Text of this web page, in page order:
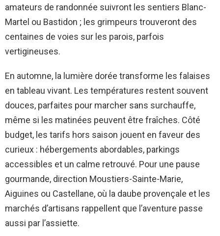
amateurs de randonnée suivront les sentiers Blanc-
Martel ou Bastidon ; les grimpeurs trouveront des
centaines de voies sur les parois, parfois
vertigineuses.
En automne, la lumière dorée transforme les falaises
en tableau vivant. Les températures restent souvent
douces, parfaites pour marcher sans surchauffe,
même si les matinées peuvent être fraîches. Côté
budget, les tarifs hors saison jouent en faveur des
curieux : hébergements abordables, parkings
accessibles et un calme retrouvé. Pour une pause
gourmande, direction Moustiers-Sainte-Marie,
Aiguines ou Castellane, où la daube provençale et les
marchés d’artisans rappellent que l’aventure passe
aussi par l’assiette.